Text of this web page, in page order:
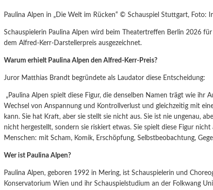
Paulina Alpen in „Die Welt im Rücken“ © Schauspiel Stuttgart, Foto:
Schauspielerin Paulina Alpen wird beim Theatertreffen Berlin 2026
dem Alfred-Kerr-Darstellerpreis ausgezeichnet.
Warum erhielt Paulina Alpen den Alfred-Kerr-Preis?
Juror Matthias Brandt begründete als Laudator diese Entscheidung:
„Paulina Alpen spielt diese Figur, die denselben Namen trägt wie ihr
Wechsel von Anspannung und Kontrollverlust und gleichzeitig mit
kann. Sie hat Kraft, aber sie stellt sie nicht aus. Sie ist nie ungenau,
nicht hergestellt, sondern sie riskiert etwas. Sie spielt diese Figur nicht
Menschen: mit Scham, Komik, Erschöpfung, Selbstbeobachtung,
Wer ist Paulina Alpen?
Paulina Alpen, geboren 1992 in Mering, ist Schauspielerin und
Konservatorium Wien und ihr Schauspielstudium an der Folkwang